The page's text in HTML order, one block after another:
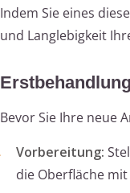
Indem Sie eines
und Langlebigkeit
Bevor Sie Ihre neue
Vorbereitung:
die Oberfläche